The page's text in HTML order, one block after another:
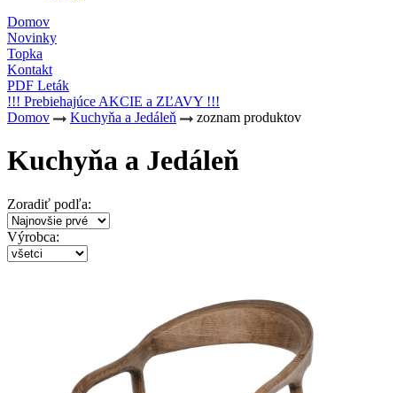
Domov
Novinky
Topka
Kontakt
PDF Leták
!!! Prebiehajúce AKCIE a ZĽAVY !!!
Domov
Kuchyňa a Jedáleň zoznam produktov
Kuchyňa a Jedáleň
Zoradiť podľa:
Výrobca: